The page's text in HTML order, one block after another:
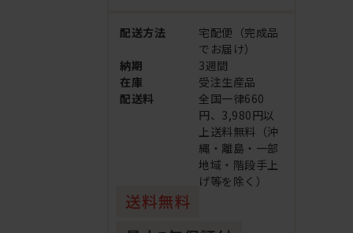
配送方法
宅配便（完成品
でお届け）
納期
3週間
在庫
受注生産品
配送料
全国一律660
円、3,980円以
上送料無料（沖
縄・離島・一部
地域・階段手上
げ等を除く）